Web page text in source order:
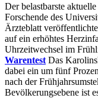
Der belastbarste
Forschende des
Ärzteblatt
auf ein erhöhtes
Uhrzeitwechsel im
Warentest Das
dabei ein um fünf
nach der
Bevölkerungsebene ist